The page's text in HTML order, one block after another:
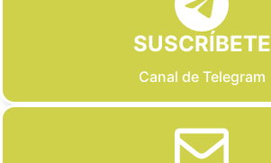
SUSCRÍBETE
Canal de Telegram